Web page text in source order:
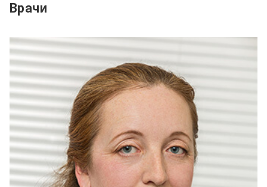
Врачи